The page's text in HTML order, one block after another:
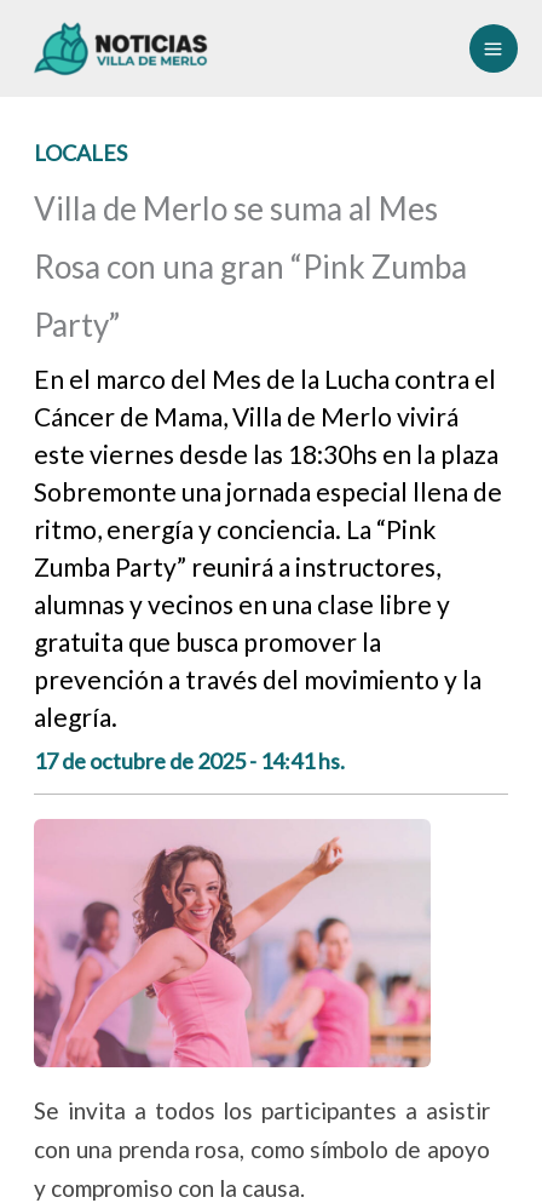
LOCALES
Villa de Merlo se suma al Mes
Rosa con una gran “Pink Zumba
Party”
En el marco del Mes de la Lucha contra el
Cáncer de Mama, Villa de Merlo vivirá
este viernes desde las 18:30hs en la plaza
Sobremonte una jornada especial llena de
ritmo, energía y conciencia. La “Pink
Zumba Party” reunirá a instructores,
alumnas y vecinos en una clase libre y
gratuita que busca promover la
prevención a través del movimiento y la
alegría.
17 de octubre de 2025 - 14:41 hs.
Se invita a todos los participantes a asistir
con una prenda rosa, como símbolo de apoyo
y compromiso con la causa.